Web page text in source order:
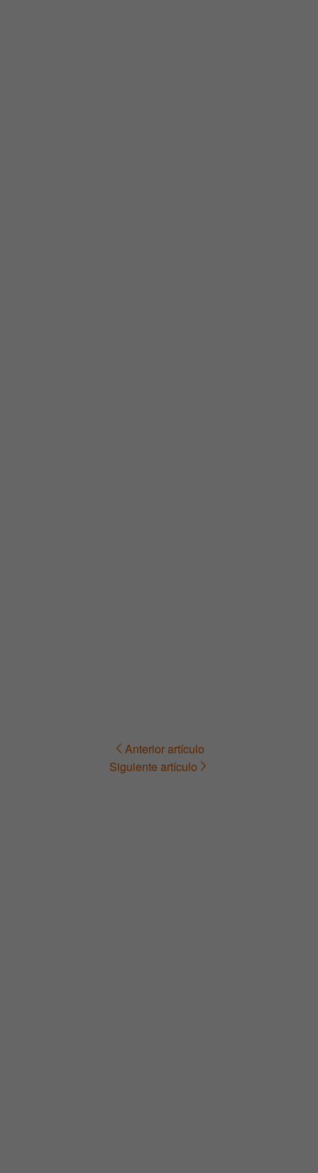
Navegación Anterior artículo
Siguiente artículo